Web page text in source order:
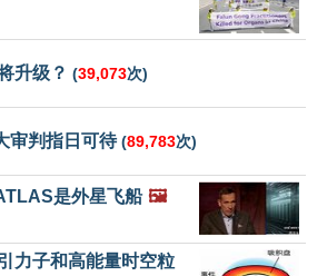
升级？ (39,073次)
审判指日可待(89,783次)
是外星飞船 🖼️
力子和高能量时空粒